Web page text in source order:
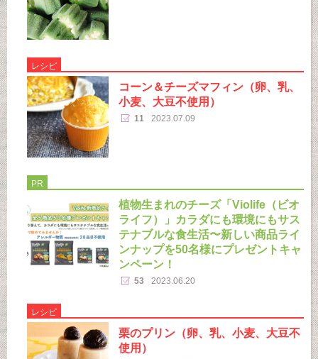
レシピ
コーン＆チーズマフィン（卵、乳、
小麦、大豆不使用）
11 2023.07.09
PR
植物生まれのチーズ「Violife（ビオ
ライフ）」カラダにも環境にもサス
テナブルな食生活〜新しい商品ライ
ンナップを50名様にプレゼントキャ
ンペーン！
53 2023.06.20
レシピ
栗のプリン（卵、乳、小麦、大豆不
使用）